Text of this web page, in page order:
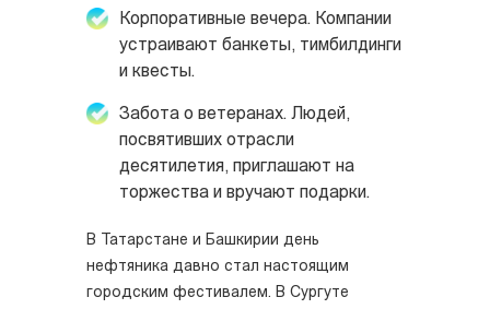
Корпоративные вечера. Компании
устраивают банкеты, тимбилдинги
и квесты.
Забота о ветеранах. Людей,
посвятивших отрасли
десятилетия, приглашают на
торжества и вручают подарки.
В Татарстане и Башкирии день
нефтяника давно стал настоящим
городским фестивалем. В Сургуте